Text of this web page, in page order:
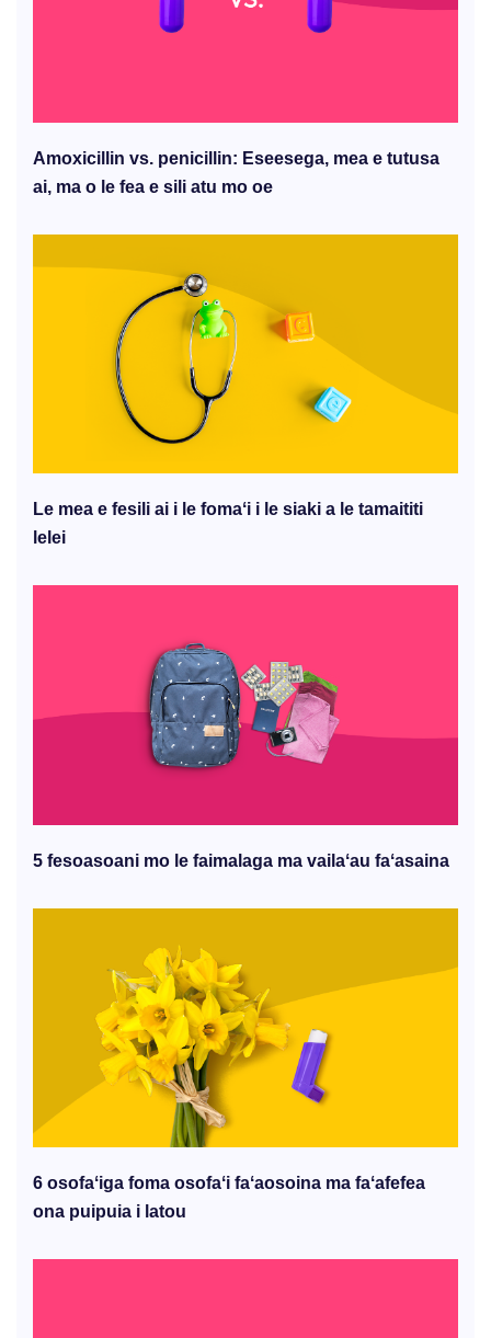
Amoxicillin vs. penicillin: Eseesega, mea e tutusa
ai, ma o le fea e sili atu mo oe
Le mea e fesili ai i le fomaʻi i le siaki a le tamaititi
lelei
5 fesoasoani mo le faimalaga ma vailaʻau faʻasaina
6 osofaʻiga foma osofaʻi faʻaosoina ma faʻafefea
ona puipuia i latou